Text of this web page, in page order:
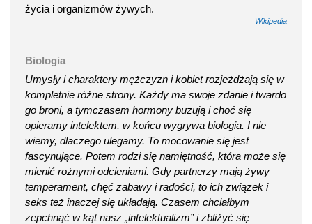
życia i organizmów żywych.
Wikipedia
Biologia
Umysły i charaktery mężczyzn i kobiet rozjeżdżają się w
kompletnie różne strony. Każdy ma swoje zdanie i twardo
go broni, a tymczasem hormony buzują i choć się
opieramy intelektem, w końcu wygrywa biologia. I nie
wiemy, dlaczego ulegamy. To mocowanie się jest
fascynujące. Potem rodzi się namiętność, która może się
mienić rożnymi odcieniami. Gdy partnerzy mają żywy
temperament, chęć zabawy i radości, to ich związek i
seks też inaczej się układają. Czasem chciałbym
zepchnąć w kąt nasz „intelektualizm” i zbliżyć się